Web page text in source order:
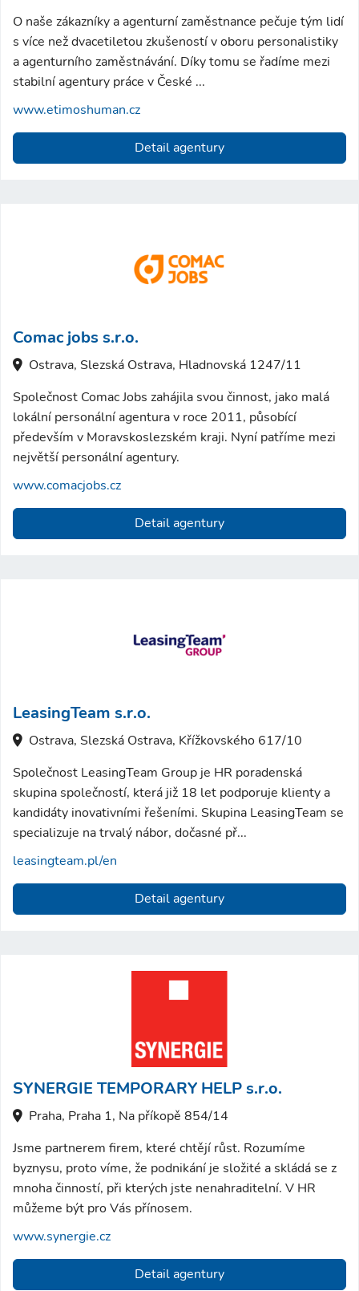
O naše zákazníky a agenturní zaměstnance pečuje tým lidí
s více než dvacetiletou zkušeností v oboru personalistiky
a agenturního zaměstnávání. Díky tomu se řadíme mezi
stabilní agentury práce v České ...
www.etimoshuman.cz
Detail agentury
Comac jobs s.r.o.
Ostrava, Slezská Ostrava, Hladnovská 1247/11
Společnost Comac Jobs zahájila svou činnost, jako malá
lokální personální agentura v roce 2011, působící
především v Moravskoslezském kraji. Nyní patříme mezi
největší personální agentury.
www.comacjobs.cz
Detail agentury
LeasingTeam s.r.o.
Ostrava, Slezská Ostrava, Křížkovského 617/10
Společnost LeasingTeam Group je HR poradenská
skupina společností, která již 18 let podporuje klienty a
kandidáty inovativními řešeními. Skupina LeasingTeam se
specializuje na trvalý nábor, dočasné př...
leasingteam.pl/en
Detail agentury
SYNERGIE TEMPORARY HELP s.r.o.
Praha, Praha 1, Na příkopě 854/14
Jsme partnerem firem, které chtějí růst. Rozumíme
byznysu, proto víme, že podnikání je složité a skládá se z
mnoha činností, při kterých jste nenahraditelní. V HR
můžeme být pro Vás přínosem.
www.synergie.cz
Detail agentury